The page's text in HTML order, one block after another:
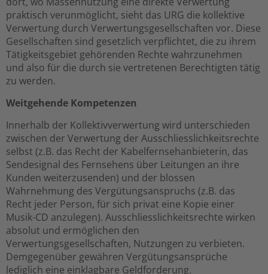
praktisch verunmöglicht, sieht das URG die kollektive
Verwertung durch Verwertungsgesellschaften vor. Diese
Gesellschaften sind gesetzlich verpflichtet, die zu ihrem
Tätigkeitsgebiet gehörenden Rechte wahrzunehmen
und also für die durch sie vertretenen Berechtigten tätig
zu werden.
Weitgehende Kompetenzen
Innerhalb der Kollektivverwertung wird unterschieden
zwischen der Verwertung der Ausschliesslichkeitsrechte
selbst (z.B. das Recht der Kabelfernsehanbieterin, das
Sendesignal des Fernsehens über Leitungen an ihre
Kunden weiterzusenden) und der blossen
Wahrnehmung des Vergütungsanspruchs (z.B. das
Recht jeder Person, für sich privat eine Kopie einer
Musik-CD anzulegen). Ausschliesslichkeitsrechte wirken
absolut und ermöglichen den
Verwertungsgesellschaften, Nutzungen zu verbieten.
Demgegenüber gewähren Vergütungsansprüche
lediglich eine einklagbare Geldforderung.